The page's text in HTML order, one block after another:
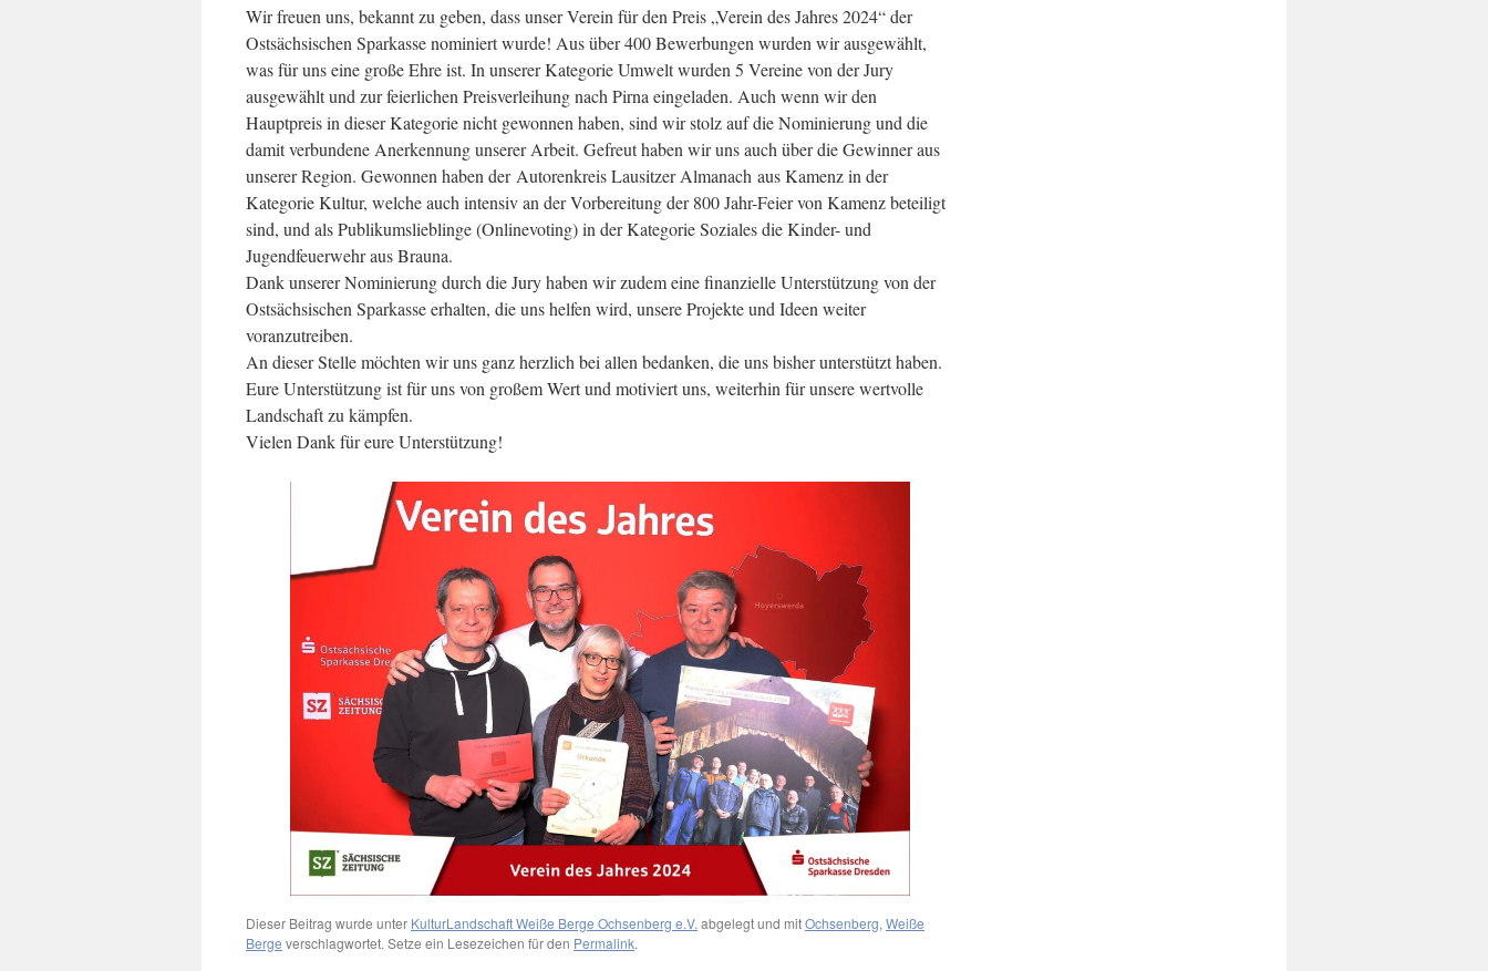
Wir freuen uns, bekannt zu geben, dass unser Verein für den Preis „Verein des Jahres 2024“ der
Ostsächsischen Sparkasse nominiert wurde! Aus über 400 Bewerbungen wurden wir ausgewählt,
was für uns eine große Ehre ist. In unserer Kategorie Umwelt wurden 5 Vereine von der Jury
ausgewählt und zur feierlichen Preisverleihung nach Pirna eingeladen. Auch wenn wir den
Hauptpreis in dieser Kategorie nicht gewonnen haben, sind wir stolz auf die Nominierung und die
damit verbundene Anerkennung unserer Arbeit. Gefreut haben wir uns auch über die Gewinner aus
unserer Region. Gewonnen haben der Autorenkreis Lausitzer Almanach aus Kamenz in der
Kategorie Kultur, welche auch intensiv an der Vorbereitung der 800 Jahr-Feier von Kamenz beteiligt
sind, und als Publikumslieblinge (Onlinevoting) in der Kategorie Soziales die Kinder- und
Jugendfeuerwehr aus Brauna.
Dank unserer Nominierung durch die Jury haben wir zudem eine finanzielle Unterstützung von der
Ostsächsischen Sparkasse erhalten, die uns helfen wird, unsere Projekte und Ideen weiter
voranzutreiben.
An dieser Stelle möchten wir uns ganz herzlich bei allen bedanken, die uns bisher unterstützt haben.
Eure Unterstützung ist für uns von großem Wert und motiviert uns, weiterhin für unsere wertvolle
Landschaft zu kämpfen.
Vielen Dank für eure Unterstützung!
Dieser Beitrag wurde unter KulturLandschaft Weiße Berge Ochsenberg e.V. abgelegt und mitOchsenberg, Weiße
Berge verschlagwortet. Setze ein Lesezeichen für den Permalink.